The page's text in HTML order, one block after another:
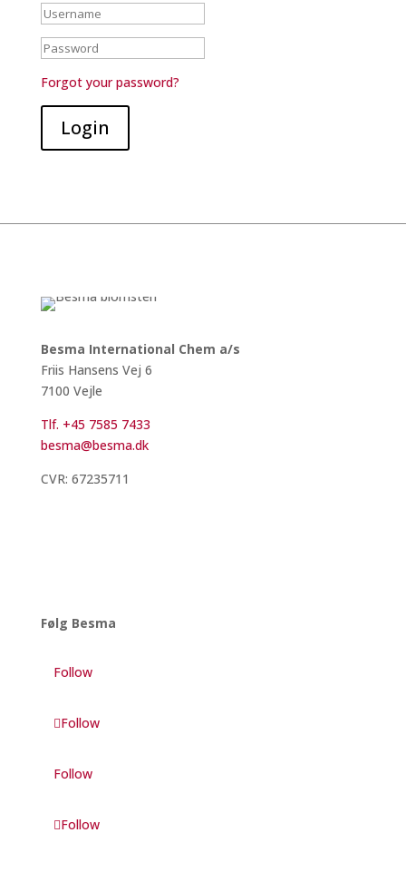
Forgot your password?
Login
Besma International Chem a/s
Friis Hansens Vej 6
7100 Vejle
Tlf. +45 7585 7433
besma@besma.dk
CVR: 67235711
Følg Besma
Follow
Follow
Follow
Follow